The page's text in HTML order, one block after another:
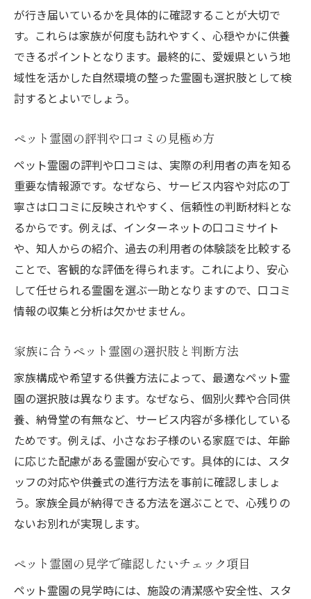
が行き届いているかを具体的に確認することが大切で
す。これらは家族が何度も訪れやすく、心穏やかに供養
できるポイントとなります。最終的に、愛媛県という地
域性を活かした自然環境の整った霊園も選択肢として検
討するとよいでしょう。
ペット霊園の評判や口コミの見極め方
ペット霊園の評判や口コミは、実際の利用者の声を知る
重要な情報源です。なぜなら、サービス内容や対応の丁
寧さは口コミに反映されやすく、信頼性の判断材料とな
るからです。例えば、インターネットの口コミサイト
や、知人からの紹介、過去の利用者の体験談を比較する
ことで、客観的な評価を得られます。これにより、安心
して任せられる霊園を選ぶ一助となりますので、口コミ
情報の収集と分析は欠かせません。
家族に合うペット霊園の選択肢と判断方法
家族構成や希望する供養方法によって、最適なペット霊
園の選択肢は異なります。なぜなら、個別火葬や合同供
養、納骨堂の有無など、サービス内容が多様化している
ためです。例えば、小さなお子様のいる家庭では、年齢
に応じた配慮がある霊園が安心です。具体的には、スタ
ッフの対応や供養式の進行方法を事前に確認しましょ
う。家族全員が納得できる方法を選ぶことで、心残りの
ないお別れが実現します。
ペット霊園の見学で確認したいチェック項目
ペット霊園の見学時には、施設の清潔感や安全性、スタ